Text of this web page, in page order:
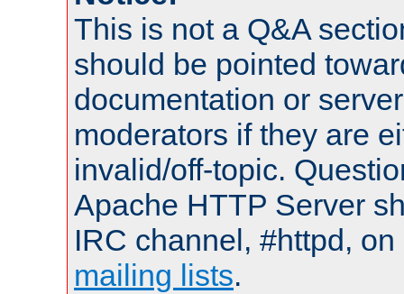
This is not a Q&A
should be pointed
documentation or
moderators if they are
invalid/off-topic.
Apache HTTP Server
IRC channel, #httpd,
mailing lists.